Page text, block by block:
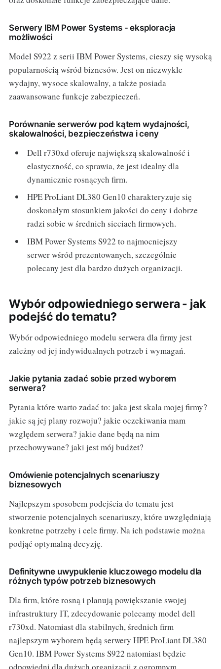
Serwery IBM Power Systems - eksploracja
możliwości
Model S922 z serii IBM Power Systems, cieszy się wysoką
popularnością wśród biznesów. Jest on niezwykle
wydajny, wysoce skalowalny, a także posiada
zaawansowane funkcje zabezpieczeń.
Porównanie serwerów pod kątem wydajności,
skalowalności, bezpieczeństwa i ceny
Dell r730xd oferuje największą skalowalność i
elastyczność, co sprawia, że jest idealny dla
dynamicznie rosnących firm.
HPE ProLiant DL380 Gen10 charakteryzuje się
doskonałym stosunkiem jakości do ceny i dobrze
radzi sobie w średnich sieciach firmowych.
IBM Power Systems S922 to najmocniejszy
serwer wśród prezentowanych, szczególnie
polecany jest dla bardzo dużych organizacji.
Wybór odpowiedniego serwera - jak
podejść do tematu?
Wybór odpowiedniego modelu serwera dla firmy jest
zależny od jej indywidualnych potrzeb i wymagań.
Jakie pytania zadać sobie przed wyborem
serwera?
Pytania które warto zadać to: jaka jest skala mojej firmy?
jakie są jej plany rozwoju? jakie oczekiwania mam
względem serwera? jakie dane będą na nim
przechowywane? jaki jest mój budżet?
Omówienie potencjalnych scenariuszy
biznesowych
Najlepszym sposobem podejścia do tematu jest
stworzenie potencjalnych scenariuszy, które uwzględniają
konkretne potrzeby i cele firmy. Na ich podstawie można
podjąć optymalną decyzję.
Definitywne uwypuklenie kluczowego modelu dla
różnych typów potrzeb biznesowych
Dla firm, które rosną i planują powiększanie swojej
infrastruktury IT, zdecydowanie polecamy model dell
r730xd. Natomiast dla stabilnych, średnich firm
najlepszym wyborem będą serwery HPE ProLiant DL380
Gen10. IBM Power Systems S922 natomiast będzie
odpowiedni dla dużych organizacji z ogromnym